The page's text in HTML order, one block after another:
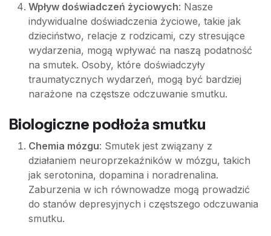
Wpływ doświadczeń życiowych: Nasze
indywidualne doświadczenia życiowe, takie jak
dzieciństwo, relacje z rodzicami, czy stresujące
wydarzenia, mogą wpływać na naszą podatność
na smutek. Osoby, które doświadczyły
traumatycznych wydarzeń, mogą być bardziej
narażone na częstsze odczuwanie smutku.
Biologiczne podłoża smutku
Chemia mózgu: Smutek jest związany z
działaniem neuroprzekaźników w mózgu, takich
jak serotonina, dopamina i noradrenalina.
Zaburzenia w ich równowadze mogą prowadzić
do stanów depresyjnych i częstszego odczuwania
smutku.